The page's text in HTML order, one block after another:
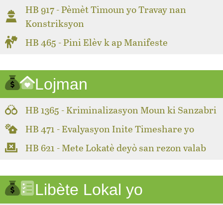
HB 917 - Pèmèt Timoun yo Travay nan
Konstriksyon
HB 465 - Pini Elèv k ap Manifeste
Lojman
HB 1365 - Kriminalizasyon Moun ki Sanzabri
HB 471 - Evalyasyon Inite Timeshare yo
HB 621 - Mete Lokatè deyò san rezon valab
Libète Lokal yo